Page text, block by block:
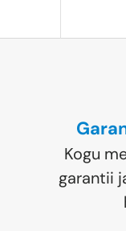
Kogu
garantii